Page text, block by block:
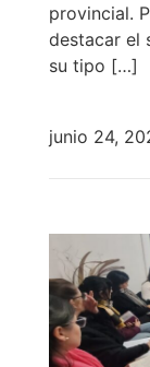
provincial.
destacar el
su tipo […]
junio 24,